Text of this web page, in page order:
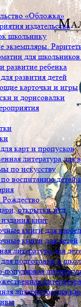
«Обложка»
издательства
школьнику
экземпляры.
для
развитие ребенка
развития детей
карточки и игры
и дорисовалки
карт и пропусков
литература для
по искусству
воспитанию детей
открытки итд
книг
книги для
книги для детей
литература для
подготовки к
популярная
литература для